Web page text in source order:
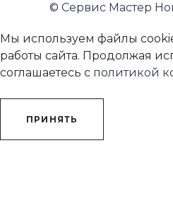
© Сервис Мастер
Мы используем файлы
работы сайта. Продолжая
соглашаетесь с политикой
ПРИНЯТЬ